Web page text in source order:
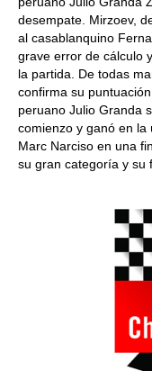
desempate. Mirzoev,
al casablanquino
grave error de cálculo
la partida. De todas
confirma su
peruano Julio Granda
comienzo y ganó en la
Marc Narciso en una
su gran categoría y su